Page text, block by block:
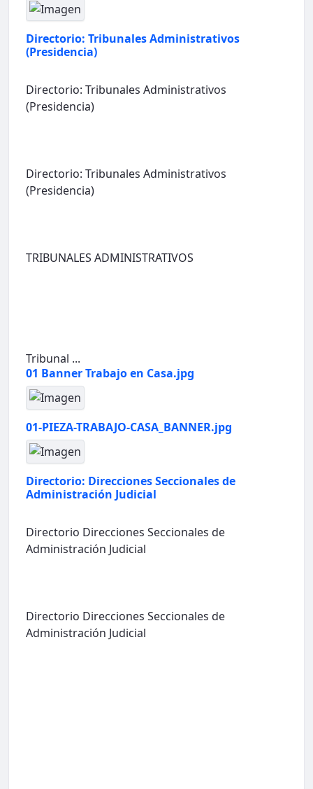
Directorio: Tribunales Administrativos
(Presidencia)
Directorio: Tribunales Administrativos
(Presidencia)
Directorio: Tribunales Administrativos
(Presidencia)
TRIBUNALES ADMINISTRATIVOS
Tribunal ...
01 Banner Trabajo en Casa.jpg
01-PIEZA-TRABAJO-CASA_BANNER.jpg
Directorio: Direcciones Seccionales de
Administración Judicial
Directorio Direcciones Seccionales de
Administración Judicial
Directorio Direcciones Seccionales de
Administración Judicial